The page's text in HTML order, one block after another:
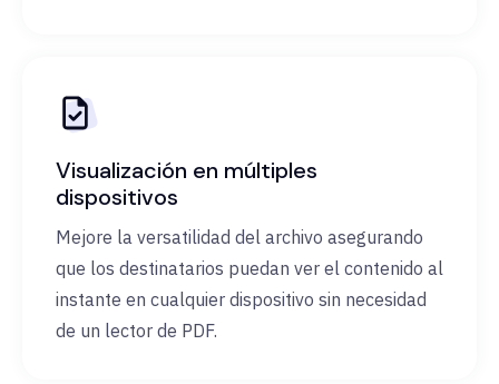
Visualización en múltiples
dispositivos
Mejore la versatilidad del archivo asegurando
que los destinatarios puedan ver el contenido al
instante en cualquier dispositivo sin necesidad
de un lector de PDF.